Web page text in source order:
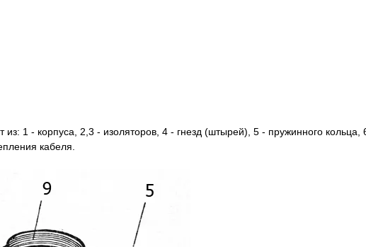
из: 1 - корпуса, 2,3 - изоляторов, 4 - гнезд (штырей), 5 - пружинного кольца,
кабеля.